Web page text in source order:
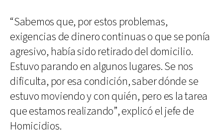
“Sabemos que, por estos problemas,
exigencias de dinero continuas o que se ponía
agresivo, había sido retirado del domicilio.
Estuvo parando en algunos lugares. Se nos
dificulta, por esa condición, saber dónde se
estuvo moviendo y con quién, pero es la tarea
que estamos realizando”, explicó el jefe de
Homicidios.